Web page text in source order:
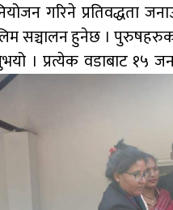
गरिने प्रतिवद्धता
सञ्चालन हुनेछ ।
। प्रत्येक वडाबाट १५